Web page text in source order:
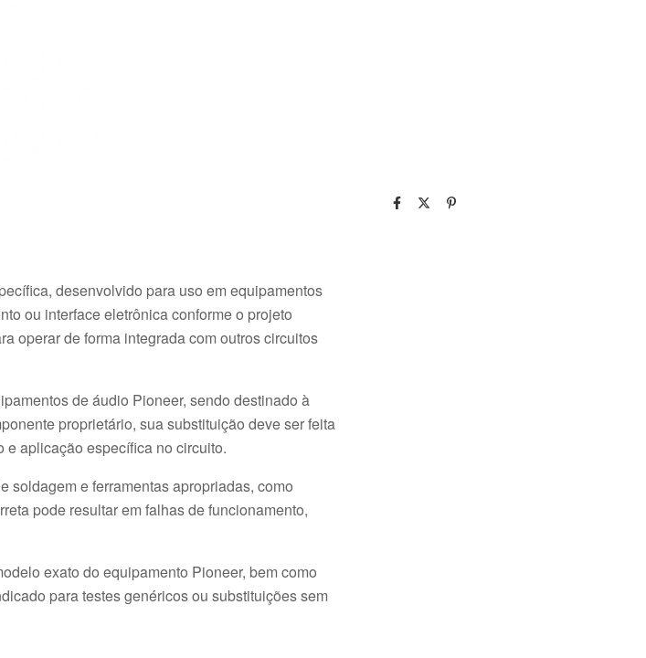
desenvolvido para uso em equipamentos
ou interface eletrônica conforme o projeto
operar de forma integrada com outros circuitos
de áudio Pioneer, sendo destinado à
proprietário, sua substituição deve ser feita
aplicação específica no circuito.
soldagem e ferramentas apropriadas, como
pode resultar em falhas de funcionamento,
exato do equipamento Pioneer, bem como
para testes genéricos ou substituições sem